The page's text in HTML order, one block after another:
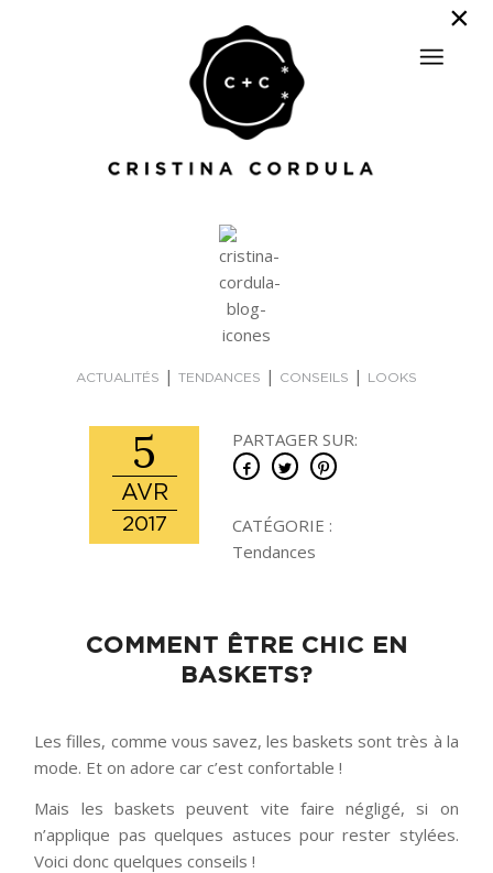
ACTUALITÉS | TENDANCES | CONSEILS | LOOKS
5
AVR
2017
PARTAGER SUR:
CATÉGORIE :
Tendances
COMMENT ÊTRE CHIC EN
BASKETS?
Les filles, comme vous savez, les baskets sont très à la
mode. Et on adore car c’est confortable !
Mais les baskets peuvent vite faire négligé, si on
n’applique pas quelques astuces pour rester stylées.
Voici donc quelques conseils !